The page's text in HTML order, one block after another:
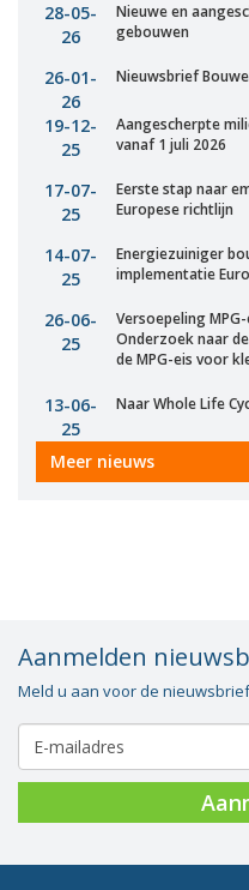
28-05-
26
Nieuwe en
gebouwen
26-01-
26
Nieuwsbrief
19-12-
25
Aangescherpte
vanaf 1 juli 2026
17-07-
25
Eerste stap naar
Europese richtlijn
14-07-
25
Energiezuiniger
implementatie
26-06-
25
Versoepeling
Onderzoek naar
de MPG-eis voor
13-06-
25
Naar Whole Life
Meer nieuws
Aanmelden
Meld u aan voor de